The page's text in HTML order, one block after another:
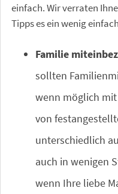
einfach. Wir verraten
Tipps es ein wenig
Familie
sollten
wenn möglich
von
unterschiedlich
auch in wenigen
wenn Ihre liebe